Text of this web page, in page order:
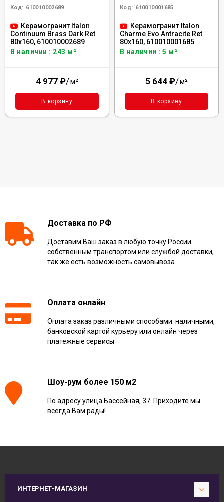
Код: 610010002689
Керамогранит Italon
Continuum Brass Dark Ret
80x160, 610010002689
В наличии : 243 м²
4 977 ₽/м²
В корзину
Код: 610010001685
Керамогранит Italon
Charme Evo Antracite Ret
80x160, 610010001685
В наличии : 5 м²
5 644 ₽/м²
В корзину
Доставка по РФ
Доставим Ваш заказ в любую точку России
собственным транспортом или службой доставки,
так же есть возможность самовывоза.
Оплата онлайн
Оплата заказ различными способами: наличными,
банковской картой курьеру или онлайн через
платежные сервисы
Шоу-рум более 150 м2
По адресу улица Бассейная, 37. Приходите мы
всегда Вам рады!
ИНТЕРНЕТ-МАГАЗИН